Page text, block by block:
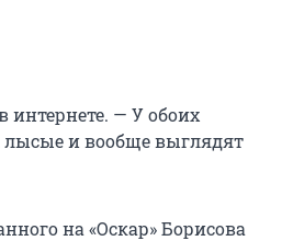
— У обоих
и вообще выглядят
на «Оскар» Борисова